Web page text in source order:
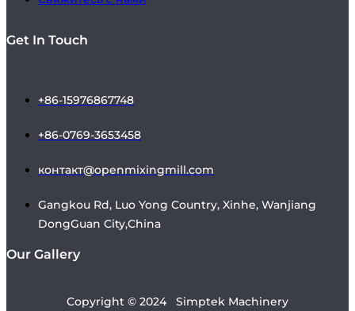
Get In Touch
+86-15976867748
+86-0769-3653458
контакт@openmixingmill.com
Gangkou Rd, Luo Yong Country, Xinhe, Wanjiang
DongGuan City,China
Our Gallery
Copyright © 2024 Simptek Machinery